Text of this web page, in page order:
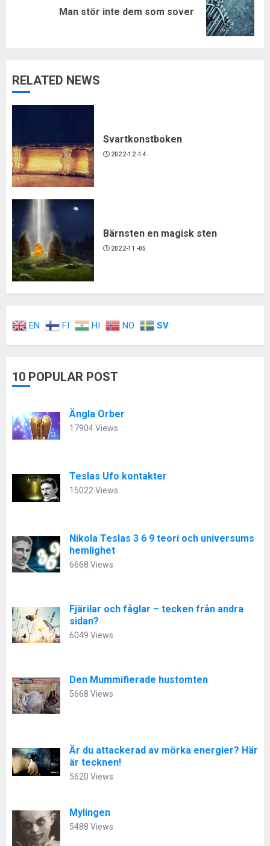
Man stör inte dem som sover
RELATED NEWS
Svartkonstboken
2022-12-14
Bärnsten en magisk sten
2022-11-05
EN FI HI NO SV
10 POPULAR POST
Ängla Orber
17904 Views
Teslas Ufo kontakter
15022 Views
Nikola Teslas 3 6 9 teori och universums
hemlighet
6668 Views
Fjärilar och fåglar – tecken från andra
sidan?
6049 Views
Den Mummifierade hustomten
5668 Views
Är du attackerad av mörka energier? Här
är tecknen!
5620 Views
Mylingen
5488 Views